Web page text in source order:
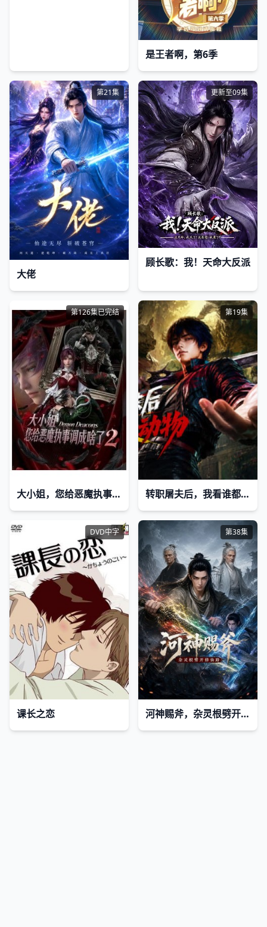
​是王者啊，第6季​
第21集
大佬
更新至09集
顾长歌：我！天命大反派
第126集已完结
大小姐，您给恶魔执事调成啥了2
第19集
转职屠夫后，我看谁都是动物
DVD中字
课长之恋
第38集
河神赐斧，杂灵根劈开修仙路